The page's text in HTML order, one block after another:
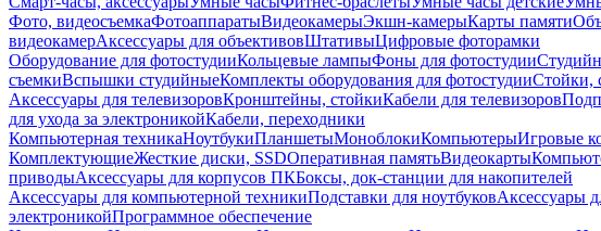
Фото, видеосъемкаФотоаппаратыВидеокамерыЭкшн-камерыКарты памяти
видеокамерАксессуары для объективовШтативыЦифровые фоторамки
Оборудование для фотостудииКольцевые лампыФоны для фотостудии
съемкиВспышки студийныеКомплекты оборудования для фотостудииСтойки,
Аксессуары для телевизоровКронштейны, стойкиКабели для телевизоров
для ухода за электроникойКабели, переходники
Компьютерная техникаНоутбукиПланшетыМоноблокиКомпьютерыИгровые
КомплектующиеЖесткие диски, SSDОперативная памятьВидеокарты
приводыАксессуары для корпусов ПКБоксы, док-станции для накопителей
Аксессуары для компьютерной техникиПодставки для ноутбуковАксессуары
электроникойПрограммное обеспечение